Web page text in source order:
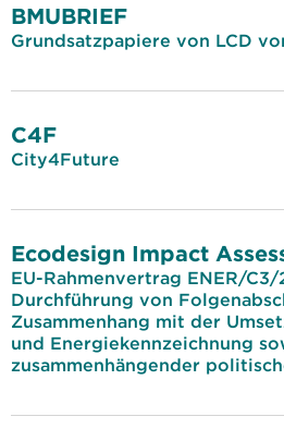
BMUBRIEF
Grundsatzpapiere von LCD
C4F
City4Future
Ecodesign Impact
EU-Rahmenvertrag ENER/
Durchführung von
Zusammenhang mit der
und Energiekennzeichnung
zusammenhängender